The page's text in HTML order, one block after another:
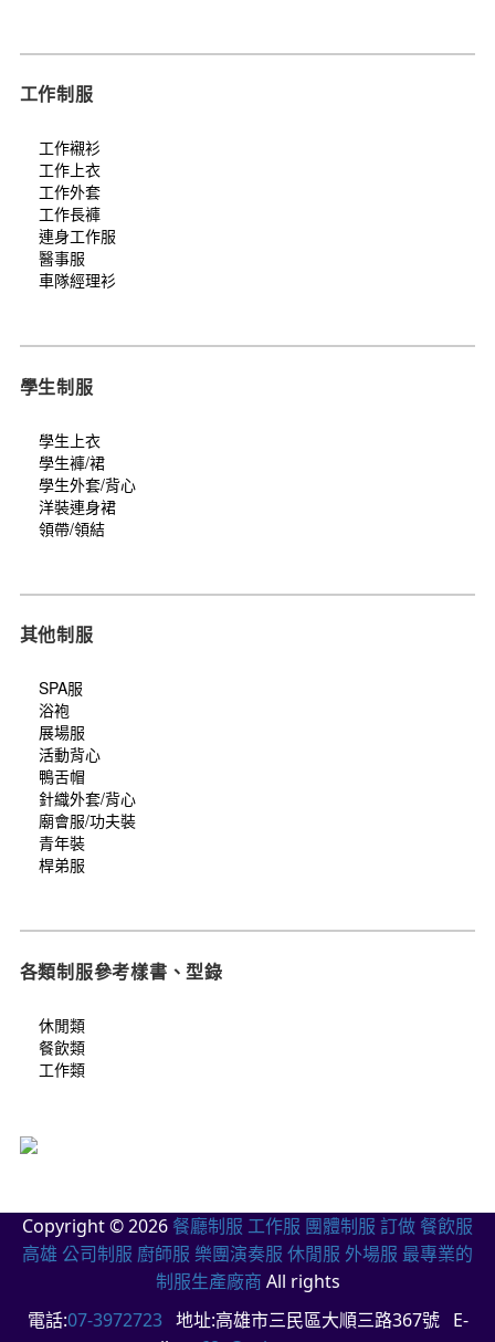
工作制服
工作襯衫
工作上衣
工作外套
工作長褲
連身工作服
醫事服
車隊經理衫
學生制服
學生上衣
學生褲/裙
學生外套/背心
洋裝連身裙
領帶/領結
其他制服
SPA服
浴袍
展場服
活動背心
鴨舌帽
針織外套/背心
廟會服/功夫裝
青年裝
桿弟服
各類制服參考樣書、型錄
休閒類
餐飲類
工作類
Copyright © 2026 餐廳制服 工作服 團體制服 訂做 餐飲服
高雄 公司制服 廚師服 樂團演奏服 休閒服 外場服 最專業的
制服生產廠商 All rights
電話:07-3972723地址:高雄市三民區大順三路367號 E-